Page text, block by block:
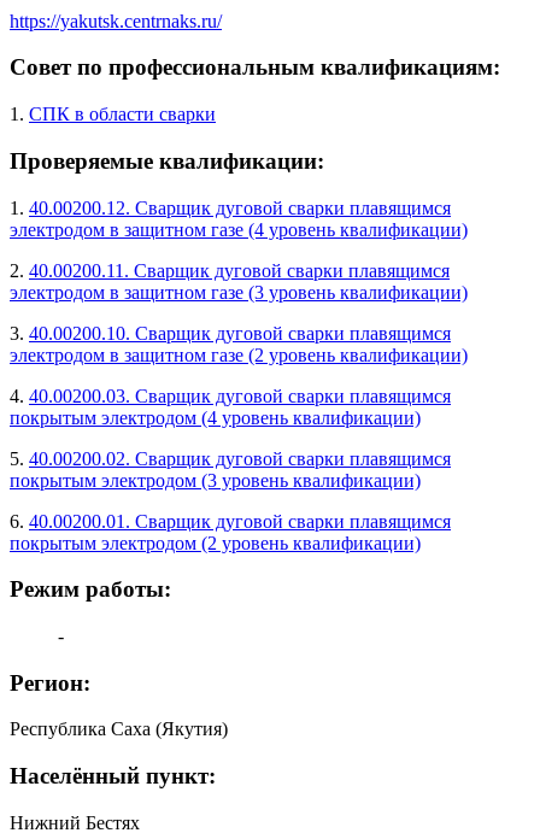
https://yakutsk.centrnaks.ru/
Совет по профессиональным квалификациям:
1. СПК в области сварки
Проверяемые квалификации:
1. 40.00200.12. Сварщик дуговой сварки плавящимся
электродом в защитном газе (4 уровень квалификации)
2. 40.00200.11. Сварщик дуговой сварки плавящимся
электродом в защитном газе (3 уровень квалификации)
3. 40.00200.10. Сварщик дуговой сварки плавящимся
электродом в защитном газе (2 уровень квалификации)
4. 40.00200.03. Сварщик дуговой сварки плавящимся
покрытым электродом (4 уровень квалификации)
5. 40.00200.02. Сварщик дуговой сварки плавящимся
покрытым электродом (3 уровень квалификации)
6. 40.00200.01. Сварщик дуговой сварки плавящимся
покрытым электродом (2 уровень квалификации)
Режим работы:
-
Регион:
Республика Саха (Якутия)
Населённый пункт:
Нижний Бестях